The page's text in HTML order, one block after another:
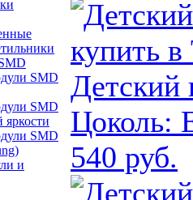
SMD
SMD
SMD
и
Цоколь:
540 руб.